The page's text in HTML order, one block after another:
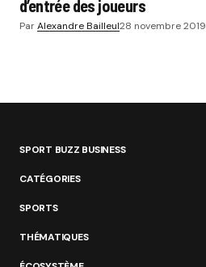
d’entrée des joueurs
ParAlexandre Bailleul28 novembre 2019
SPORT BUZZ BUSINESS
CATÉGORIES
SPORTS
THÉMATIQUES